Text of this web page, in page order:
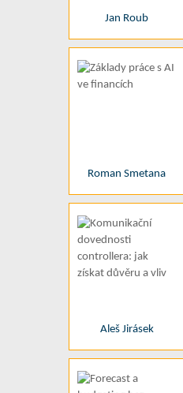
Jan Roub
Roman Smetana
Aleš Jirásek